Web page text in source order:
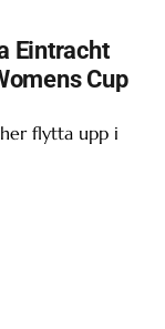
Eintracht
Cup
flytta upp i